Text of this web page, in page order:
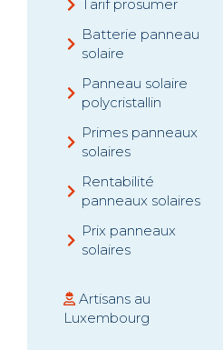
Tarif prosumer
Batterie panneau
solaire
Panneau solaire
polycristallin
Primes panneaux
solaires
Rentabilité
panneaux solaires
Prix panneaux
solaires
Artisans au
Luxembourg